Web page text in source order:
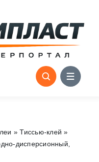
»Тиссью-клей »
дисперсионный,